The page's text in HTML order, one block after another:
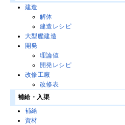
建造
解体
建造レシピ
大型艦建造
開発
理論値
開発レシピ
改修工廠
改修表
補給・入渠
補給
資材